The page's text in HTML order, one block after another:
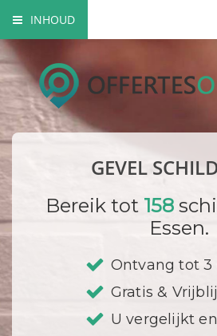
INHOUD
Mogelijke gevel schilderwerken
Verfsoorten
Hoe gaat een schilder te werk?
Bedrijf registrerenGEVEL
Bereik tot 158
Essen.
Ontvang tot 3
Gratis &
U vergelijkt